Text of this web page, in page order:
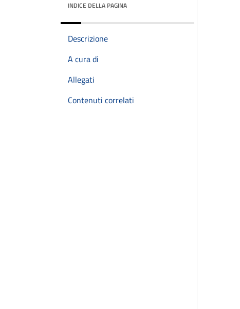
INDICE DELLA PAGINA
Descrizione
A cura di
Allegati
Contenuti correlati